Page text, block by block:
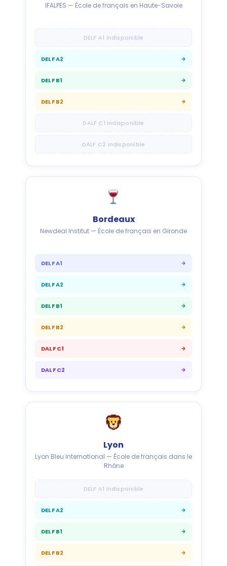
IFALPES — École de français en Haute-Savoie
DELF A1 indisponible
DELF A2
DELF B1
DELF B2
DALF C1 indisponible
DALF C2 indisponible
Bordeaux
Newdeal Institut — École de français en Gironde
DELF A1
DELF A2
DELF B1
DELF B2
DALF C1
DALF C2
Lyon
Lyon Bleu International — École de français dans le
Rhône
DELF A1 indisponible
DELF A2
DELF B1
DELF B2